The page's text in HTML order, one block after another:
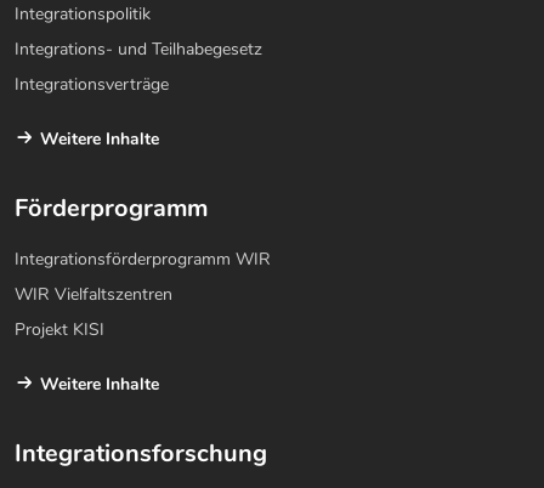
Integrationspolitik
Integrations- und Teilhabegesetz
Integrationsverträge
Weitere Inhalte
Förderprogramm
Integrationsförderprogramm WIR
WIR Vielfaltszentren
Projekt KISI
Weitere Inhalte
Integrationsforschung